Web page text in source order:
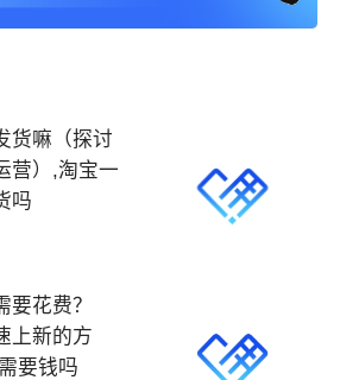
货嘛（探讨
营）,淘宝一
吗
花费？
上新的方
要钱吗